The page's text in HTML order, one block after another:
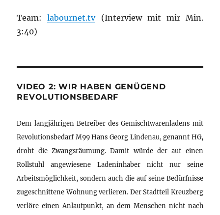
Team:labournet.tv(Interview mit mir Min.
3:40)
VIDEO 2: WIR HABEN GENÜGEND
REVOLUTIONSBEDARF
Dem langjährigen Betreiber des Gemischtwarenladens mit
Revolutionsbedarf M99 Hans Georg Lindenau, genannt HG,
droht die Zwangsräumung. Damit würde der auf einen
Rollstuhl angewiesene Ladeninhaber nicht nur seine
Arbeitsmöglichkeit, sondern auch die auf seine Bedürfnisse
zugeschnittene Wohnung verlieren. Der Stadtteil Kreuzberg
verlöre einen Anlaufpunkt, an dem Menschen nicht nach